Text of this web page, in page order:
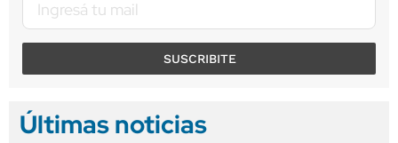
SUSCRIBITE
Últimas noticias